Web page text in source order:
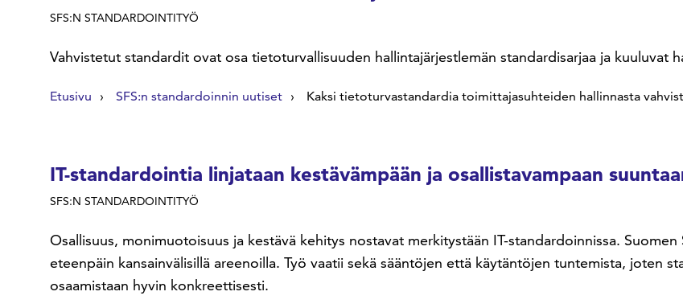
SFS:N STANDARDOINTITYÖ
Vahvistetut standardit ovat osa tietoturvallisuuden hallintajärjestlemän standardisarjaa ja kuuluvat
Etusivu SFS:n standardoinnin uutiset Kaksi tietoturvastandardia toimittajasuhteiden hallinnasta
IT-standardointia linjataan kestävämpään ja osallistavampaan
SFS:N STANDARDOINTITYÖ
Osallisuus, monimuotoisuus ja kestävä kehitys nostavat merkitystään IT-standardoinnissa.
eteenpäin kansainvälisillä areenoilla. Työ vaatii sekä sääntöjen että käytäntöjen tuntemista, joten
osaamistaan hyvin konkreettisesti.